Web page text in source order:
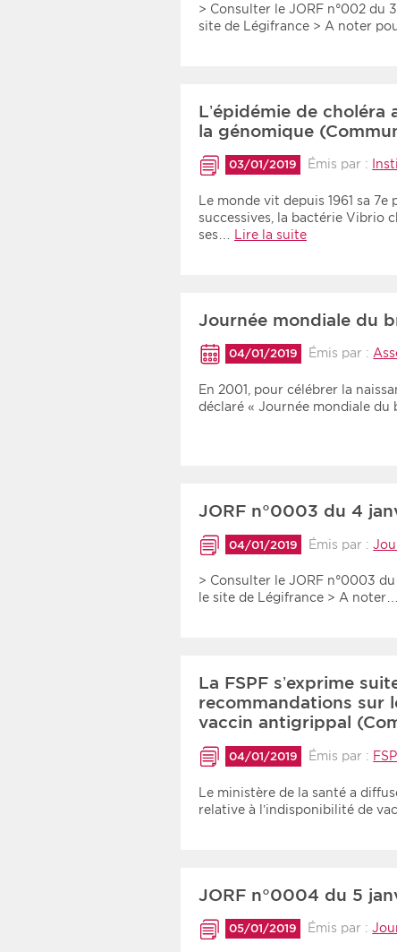
> Consulter le JORF n°002 du
site de Légifrance > A noter
L’épidémie de
la génomique
03/01/2019 Émis par :
Le monde vit depuis 1961 sa
successives, la bactérie Vibrio
ses…
Lire la suite
Journée mondiale du
04/01/2019 Émis par :
En 2001, pour célébrer la
déclaré « Journée mondiale du
JORF n°0003 du 4
04/01/2019 Émis par :
> Consulter le JORF n°0003
le site de Légifrance > A noter…
La FSPF s’exprime
recommandations sur
vaccin antigrippal
04/01/2019 Émis par :
Le ministère de la santé a
relative à l’indisponibilité de
JORF n°0004 du 5
05/01/2019 Émis par :